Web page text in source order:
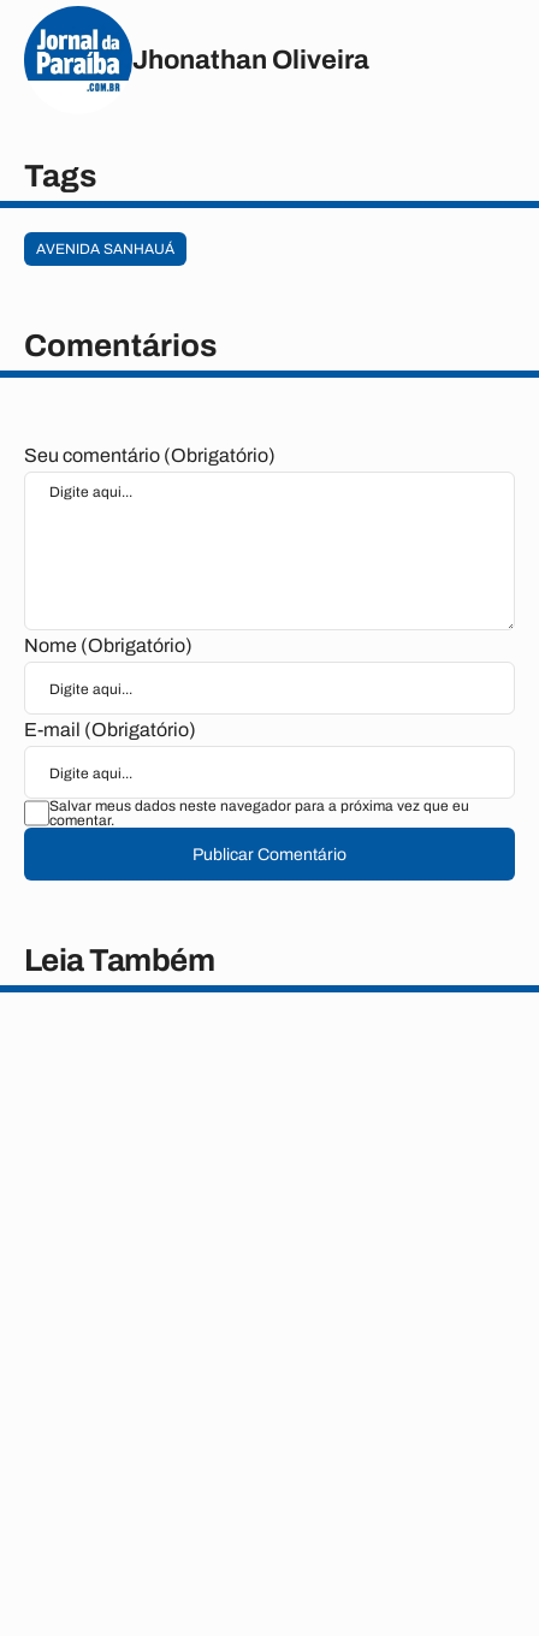
Jhonathan Oliveira
Tags
AVENIDA SANHAUÁ
Comentários
Seu comentário (Obrigatório)
Nome (Obrigatório)
E-mail (Obrigatório)
Salvar meus dados neste navegador para a próxima vez que eu
comentar.
Publicar Comentário
Leia Também